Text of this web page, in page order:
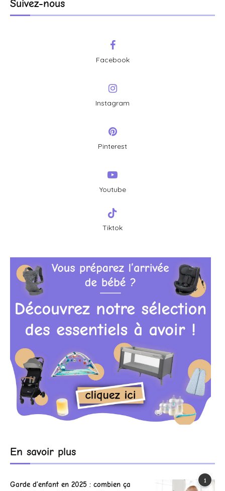
Suivez-nous
Facebook
Instagram
Pinterest
Youtube
Tiktok
En savoir plus
1
Garde d’enfant en 2025 : combien ça